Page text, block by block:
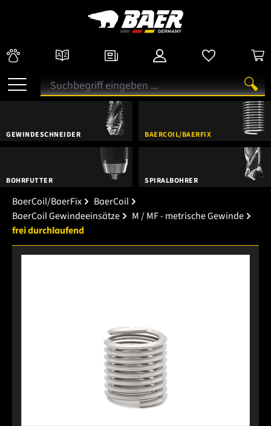
GEWINDESCHNEIDER BAERCOIL/BAERFIX
BOHRFUTTER SPIRALBOHRER
BaerCoil/BaerFix
BaerCoil
BaerCoil Gewindeeinsätze
M / MF - metrische Gewinde
frei durchlaufend